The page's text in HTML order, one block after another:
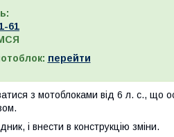
61
перейти
з мотоблоками від 6 л. с., що
і внести в конструкцію зміни.